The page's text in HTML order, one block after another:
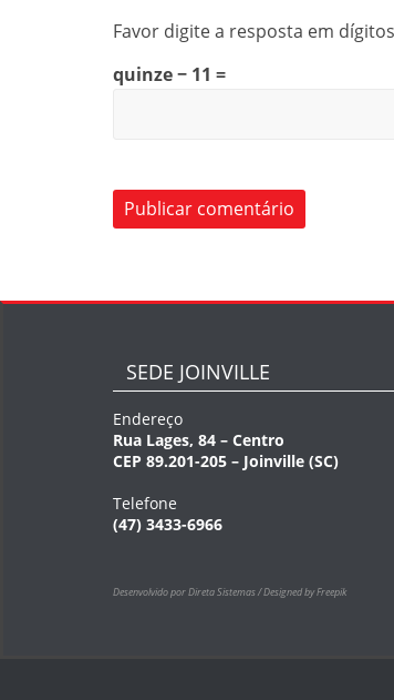
Favor digite a resposta em
quinze − 11 =
SEDE JOINVILLE
Endereço
Rua Lages, 84 – Centro
CEP 89.201-205 – Joinville (SC)
Telefone
(47) 3433-6966
Desenvolvido por Direta Sistemas /Designed by Freepik